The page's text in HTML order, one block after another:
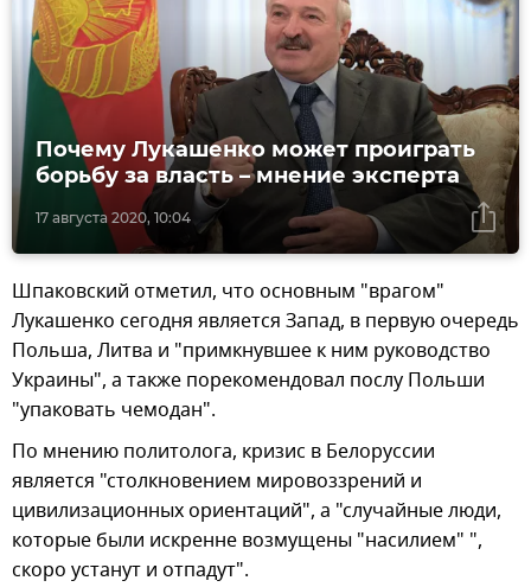
17 августа 2020, 10:04
Почему Лукашенко может проиграть
борьбу за власть – мнение эксперта
Шпаковский отметил, что основным "врагом"
Лукашенко сегодня является Запад, в первую очередь
Польша, Литва и "примкнувшее к ним руководство
Украины", а также порекомендовал послу Польши
"упаковать чемодан".
По мнению политолога, кризис в Белоруссии
является "столкновением мировоззрений и
цивилизационных ориентаций", а "случайные люди,
которые были искренне возмущены "насилием" ",
скоро устанут и отпадут".